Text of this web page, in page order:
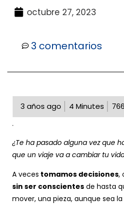
octubre 27, 2023
3 comentarios
3 años ago 4 Minutes 766
.
¿Te ha pasado alguna vez que
que un viaje va a cambiar tu
A veces tomamos decisiones,
sin ser conscientes de hasta
mover, una pieza, aunque sea